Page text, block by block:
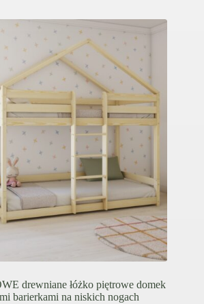
Opcje
można
wybrać
na
stronie
produktu
drewniane łóżko piętrowe domek
barierkami na niskich nogach